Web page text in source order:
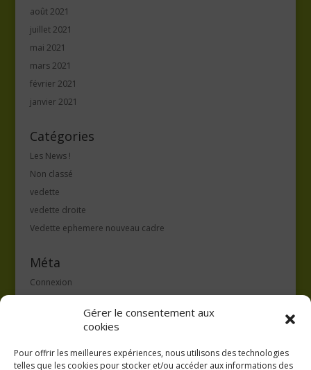
Gérer le consentement aux
cookies
Pour offrir les meilleures expériences, nous utilisons des technologies
telles que les cookies pour stocker et/ou accéder aux informations des
août 2021
juillet 2021
mai 2021
mars 2021
février 2021
janvier 2021
Catégories
Les News !
Non classé
vedette
vedette droite
Vedette ephemere nouveau cadre
Méta
Connexion
Flux des commentaires